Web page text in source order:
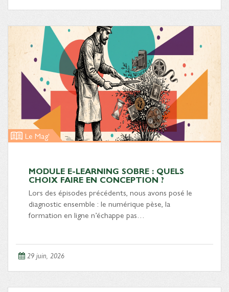
Le Mag'
MODULE E-LEARNING SOBRE : QUELS
CHOIX FAIRE EN CONCEPTION ?
Lors des épisodes précédents, nous avons posé le
diagnostic ensemble : le numérique pèse, la
formation en ligne n’échappe pas…
29 juin, 2026